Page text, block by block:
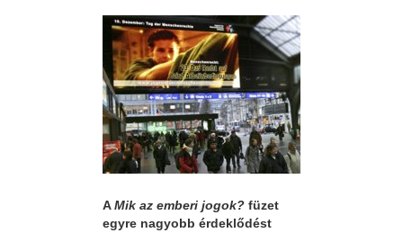
AMik az emberi jogok? füzet
egyre nagyobb érdeklődést